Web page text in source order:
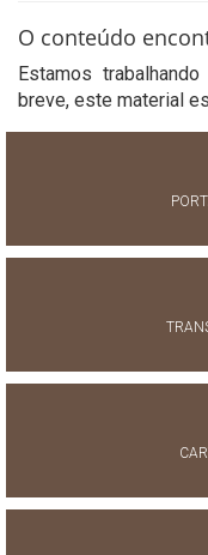
O conteúdo
Estamos
breve, este material